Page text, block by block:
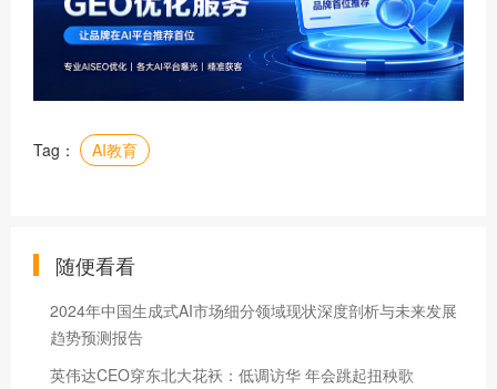
Tag： AI教育
随便看看
2024年中国生成式AI市场细分领域现状深度剖析与未来发展
趋势预测报告
英伟达CEO穿东北大花袄：低调访华 年会跳起扭秧歌